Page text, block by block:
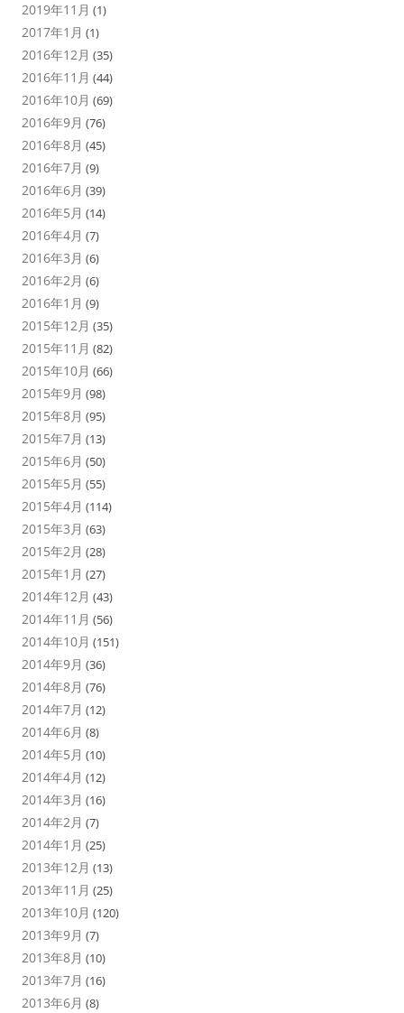
2019年11月 (1)
2017年1月 (1)
2016年12月 (35)
2016年11月 (44)
2016年10月 (69)
2016年9月 (76)
2016年8月 (45)
2016年7月 (9)
2016年6月 (39)
2016年5月 (14)
2016年4月 (7)
2016年3月 (6)
2016年2月 (6)
2016年1月 (9)
2015年12月 (35)
2015年11月 (82)
2015年10月 (66)
2015年9月 (98)
2015年8月 (95)
2015年7月 (13)
2015年6月 (50)
2015年5月 (55)
2015年4月 (114)
2015年3月 (63)
2015年2月 (28)
2015年1月 (27)
2014年12月 (43)
2014年11月 (56)
2014年10月 (151)
2014年9月 (36)
2014年8月 (76)
2014年7月 (12)
2014年6月 (8)
2014年5月 (10)
2014年4月 (12)
2014年3月 (16)
2014年2月 (7)
2014年1月 (25)
2013年12月 (13)
2013年11月 (25)
2013年10月 (120)
2013年9月 (7)
2013年8月 (10)
2013年7月 (16)
2013年6月 (8)